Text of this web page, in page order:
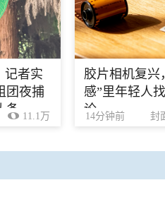
记者实
团夜捕
条 11.1万
胶片相机复兴
感”里年轻人
论
14分钟前 封